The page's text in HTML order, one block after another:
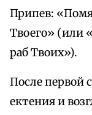
Припев:
Твоего» (или
раб Твоих»).
После первой
ектения и